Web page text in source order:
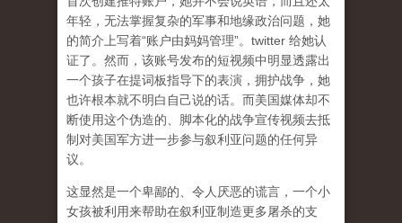
年轻，无法掌握复杂的军事和地缘政治问题，她
的简介上写着“账户由妈妈管理”。twitter 给她认
证了。然而，该账号发布的短视频中明显透露出
一个孩子在提词板指导下的表演，拥护战争，她
也许根本就不明白自己说的话。而美国媒体却不
断使用这个伪造的、脚本化的战争宣传视频去抵
制对美国军方进一步参与叙利亚问题的任何异
议。
这显然是一个卑鄙的、令人厌恶的谎言，一个小
女孩被利用来帮助在叙利亚制造更多屠杀的支